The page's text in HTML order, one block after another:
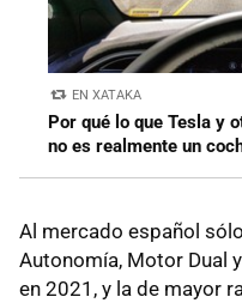
EN XATAKA
Por qué lo que Tesla y
no es realmente un
Al mercado español
Autonomía, Motor Dual
en 2021, y la de mayor